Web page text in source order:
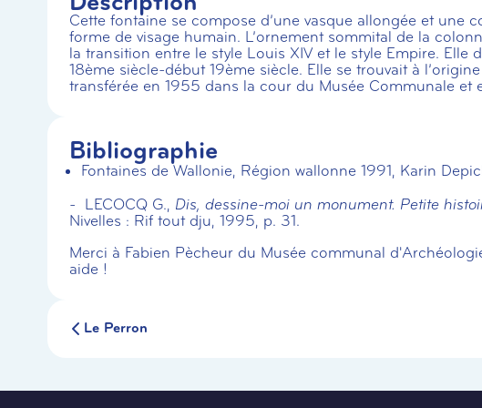
Cette fontaine se compose d’une vasque allongée et une
forme de visage humain. L’ornement sommital de la
la transition entre le style Louis XIV et le style Empire.
18ème siècle-début 19ème siècle. Elle se trouvait à
transférée en 1955 dans la cour du Musée Communale et
Bibliographie
Fontaines de Wallonie, Région wallonne 1991, Karin
- LECOCQ G., Dis, dessine-moi un monument. Petite
Nivelles : Rif tout dju, 1995, p. 31.
Merci à Fabien Pècheur du Musée communal
aide !
Le Perron